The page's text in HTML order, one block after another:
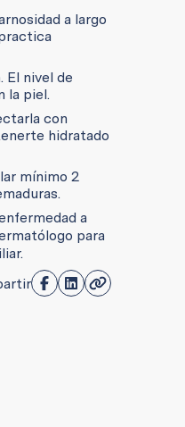
a largo
El nivel de
la piel.
con
hidratado
mínimo 2
a
para